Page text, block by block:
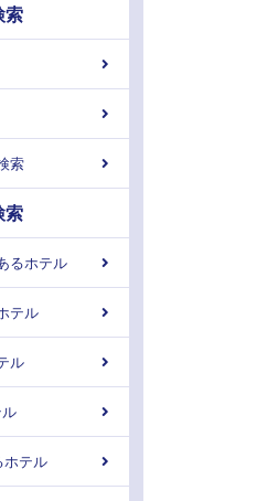
索
索
索
るホテル
テル
ル
ホテル